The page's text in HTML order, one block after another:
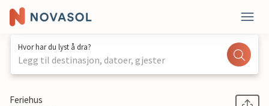
Hvor har du lyst å dra?
Legg til destinasjon, datoer, gjester
1 / 30
Feriehus